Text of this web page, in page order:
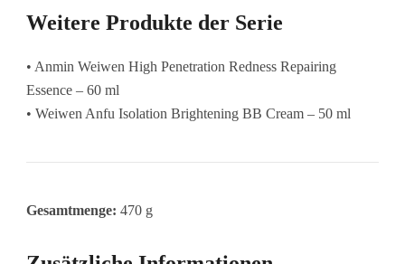
Weitere Produkte der Serie
• Anmin Weiwen High Penetration Redness Repairing
Essence – 60 ml
• Weiwen Anfu Isolation Brightening BB Cream – 50 ml
Gesamtmenge: 470 g